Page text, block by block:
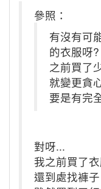
參照：
有沒有可
的衣服呀?
之前買了
就變更貪
要是有完
對呀...
我之前買了
還到處找褲子